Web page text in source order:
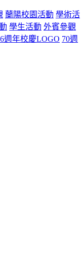
蘭陽校園活動 學術活
學生活動 外賓參觀
週年校慶LOGO 70週